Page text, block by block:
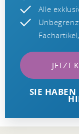
Alle
JETZT
SIE HABEN